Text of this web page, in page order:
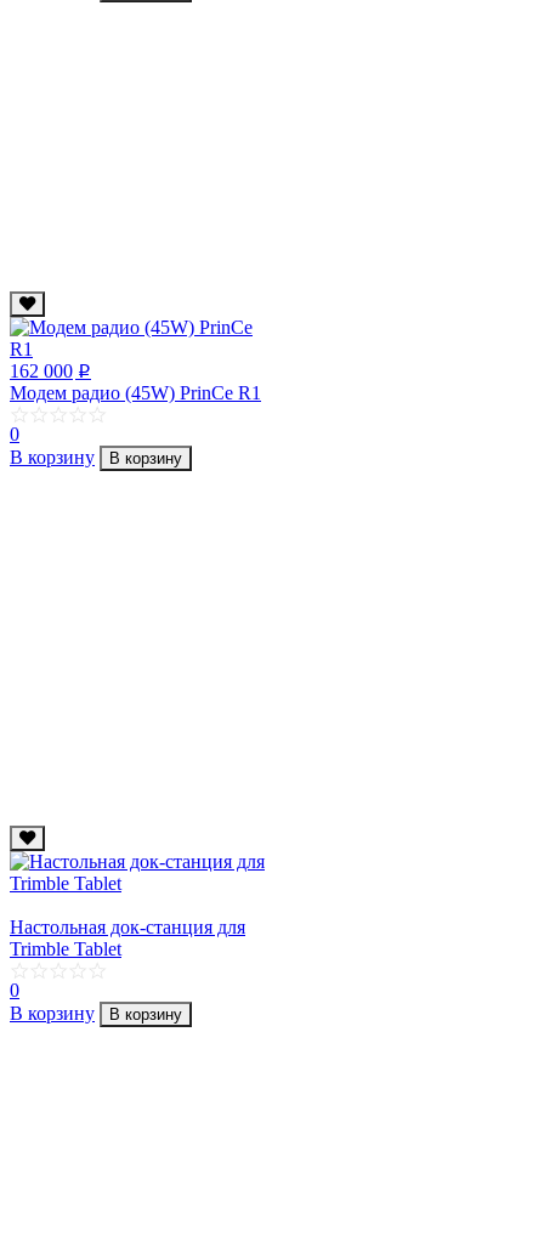
162 000 p
Модем радио (45W) PrinCe R1
0
В корзину
В корзину
Настольная док-станция для
Trimble Tablet
0
В корзину
В корзину